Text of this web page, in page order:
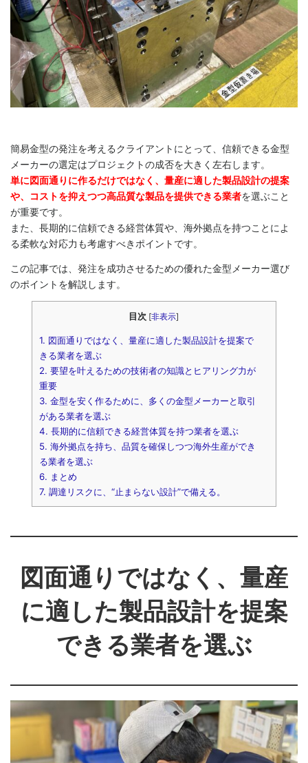
簡易金型の発注を考えるクライアントにとって、信頼できる金型
メーカーの選定はプロジェクトの成否を大きく左右します。
単に図面通りに作るだけではなく、量産に適した製品設計の提案
や、コストを抑えつつ高品質な製品を提供できる業者を選ぶこと
が重要です。
また、長期的に信頼できる経営体質や、海外拠点を持つことによ
る柔軟な対応力も考慮すべきポイントです。
この記事では、発注を成功させるための優れた金型メーカー選び
のポイントを解説します。
目次 [非表示]
1. 図面通りではなく、量産に適した製品設計を提案で
きる業者を選ぶ
2. 要望を叶えるための技術者の知識とヒアリング力が
重要
3. 金型を安く作るために、多くの金型メーカーと取引
がある業者を選ぶ
4. 長期的に信頼できる経営体質を持つ業者を選ぶ
5. 海外拠点を持ち、品質を確保しつつ海外生産ができ
る業者を選ぶ
6. まとめ
7. 調達リスクに、“止まらない設計”で備える。
図面通りではなく、量産
に適した製品設計を提案
できる業者を選ぶ